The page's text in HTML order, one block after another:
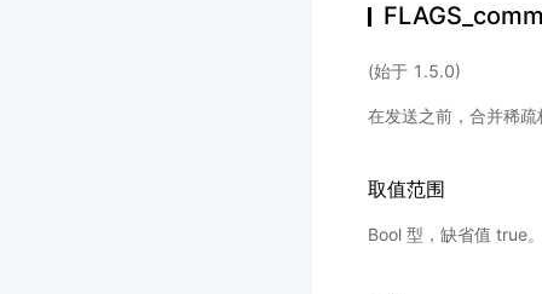
(始于 1.5.0)
在发送之前，合并稀疏
取值范围
Bool 型，缺省值 true